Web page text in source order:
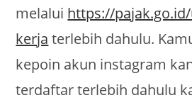
melalui https://
kerja terlebih dahulu.
kepoin akun instagram
terdaftar terlebih dahulu